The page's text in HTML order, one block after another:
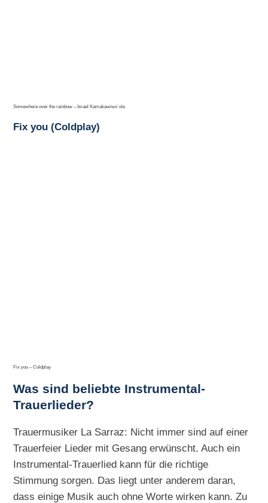
Somewhere over the rainbow – Israel Kamakawiwo´ole
Fix you (Coldplay)
Fix you – Coldplay
Was sind beliebte Instrumental-
Trauerlieder?
Trauermusiker La Sarraz: Nicht immer sind auf einer
Trauerfeier Lieder mit Gesang erwünscht. Auch ein
Instrumental-Trauerlied kann für die richtige
Stimmung sorgen. Das liegt unter anderem daran,
dass einige Musik auch ohne Worte wirken kann. Zu